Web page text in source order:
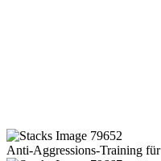
Anti-Aggressions-Training